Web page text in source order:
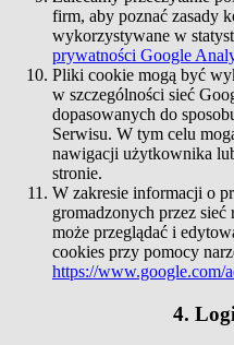
firm, aby poznać zasady
wykorzystywane w
prywatności Google
Pliki cookie mogą być
w szczególności sieć
dopasowanych do
Serwisu. W tym celu
nawigacji użytkownika
stronie.
W zakresie informacji o
gromadzonych przez
może przeglądać i
cookies przy pomocy
https://www.google.com/
4.